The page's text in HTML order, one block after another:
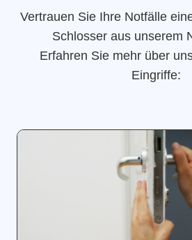
Vertrauen Sie Ihre Notfälle
Schlosser aus unserem
Erfahren Sie mehr über
Eingriffe: